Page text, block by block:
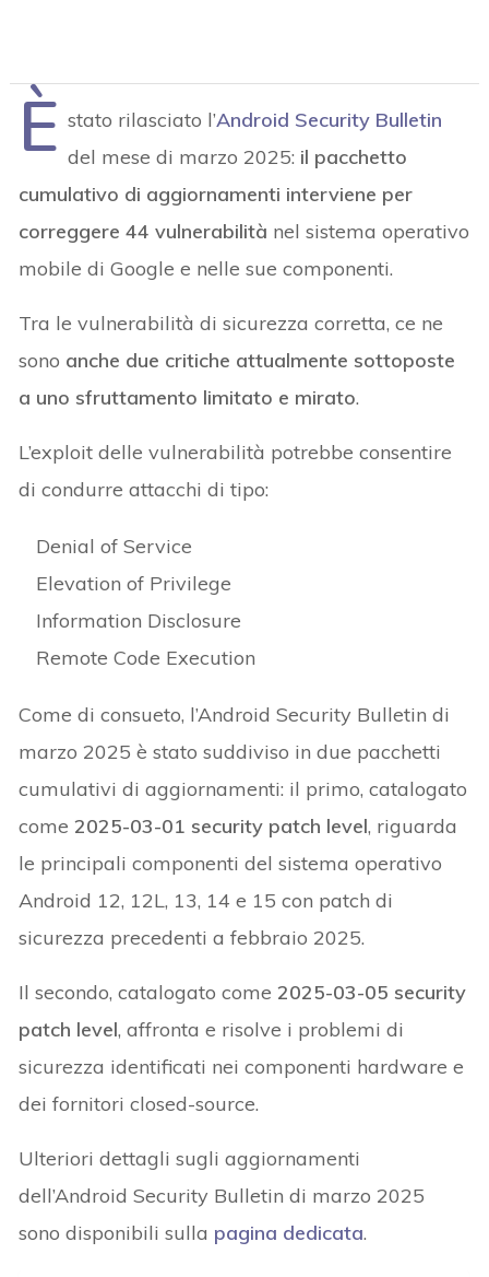
È stato rilasciato l’Android Security Bulletin
del mese di marzo 2025: il pacchetto
cumulativo di aggiornamenti interviene per
correggere 44 vulnerabilità nel sistema operativo
mobile di Google e nelle sue componenti.
Tra le vulnerabilità di sicurezza corretta, ce ne
sono anche due critiche attualmente sottoposte
a uno sfruttamento limitato e mirato.
L’exploit delle vulnerabilità potrebbe consentire
di condurre attacchi di tipo:
Denial of Service
Elevation of Privilege
Information Disclosure
Remote Code Execution
Come di consueto, l’Android Security Bulletin di
marzo 2025 è stato suddiviso in due pacchetti
cumulativi di aggiornamenti: il primo, catalogato
come2025-03-01 security patch level, riguarda
le principali componenti del sistema operativo
Android 12, 12L, 13, 14 e 15 con patch di
sicurezza precedenti a febbraio 2025.
Il secondo, catalogato come2025-03-05 security
patch level, affronta e risolve i problemi di
sicurezza identificati nei componenti hardware e
dei fornitori closed-source.
Ulteriori dettagli sugli aggiornamenti
dell’Android Security Bulletin di marzo 2025
sono disponibili sulla pagina dedicata.